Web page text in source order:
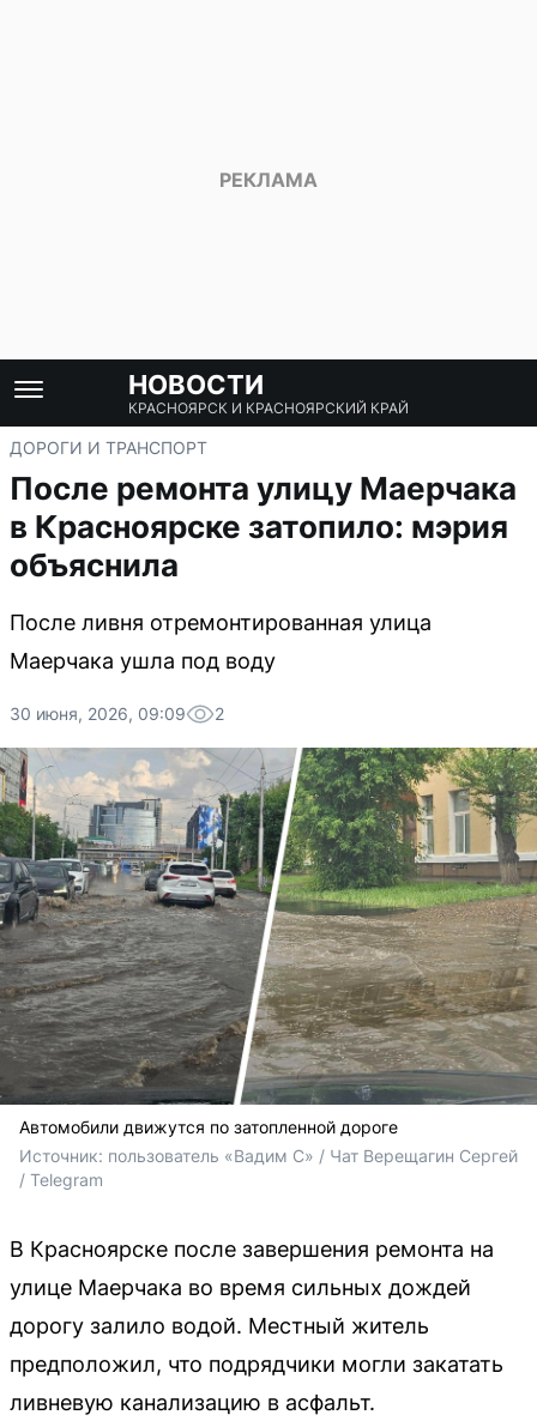
НОВОСТИ
КРАСНОЯРСК И КРАСНОЯРСКИЙ КРАЙ
ДОРОГИ И ТРАНСПОРТ
После ремонта улицу Маерчака
в Красноярске затопило: мэрия
объяснила
После ливня отремонтированная улица
Маерчака ушла под воду
30 июня, 2026, 09:09 2
Автомобили движутся по затопленной дороге
Источник: пользователь «Вадим С» / Чат Верещагин Сергей
/ Telegram
В Красноярске после завершения ремонта на
улице Маерчака во время сильных дождей
дорогу залило водой. Местный житель
предположил, что подрядчики могли закатать
ливневую канализацию в асфальт.